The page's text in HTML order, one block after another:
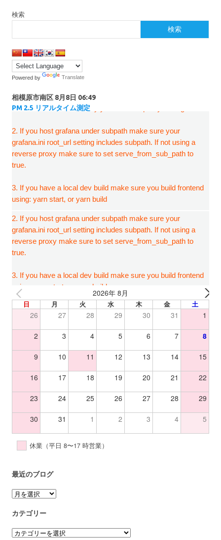
検索
検索
Powered by Translate
相模原市南区 8月8日 06:49
PM 2.5 リアルタイム測定
2026年 8月
日 月 火 水 木 金 土
26 27 28 29 30 31 1
2 3 4 5 6 7 8
9 10 11 12 13 14 15
16 17 18 19 20 21 22
23 24 25 26 27 28 29
30 31 1 2 3 4 5
休業（平日 8〜17 時営業）
最近のブログ
ア
カ
ブ
カテゴリー
カ